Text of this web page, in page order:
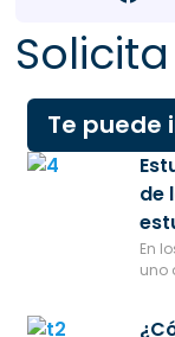
Solicita
Te puede
de
En
uno